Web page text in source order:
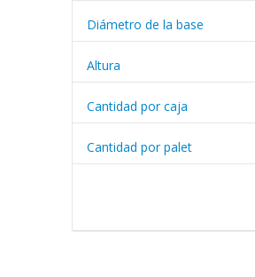
Diámetro de la base
Altura
Cantidad por caja
Cantidad por palet